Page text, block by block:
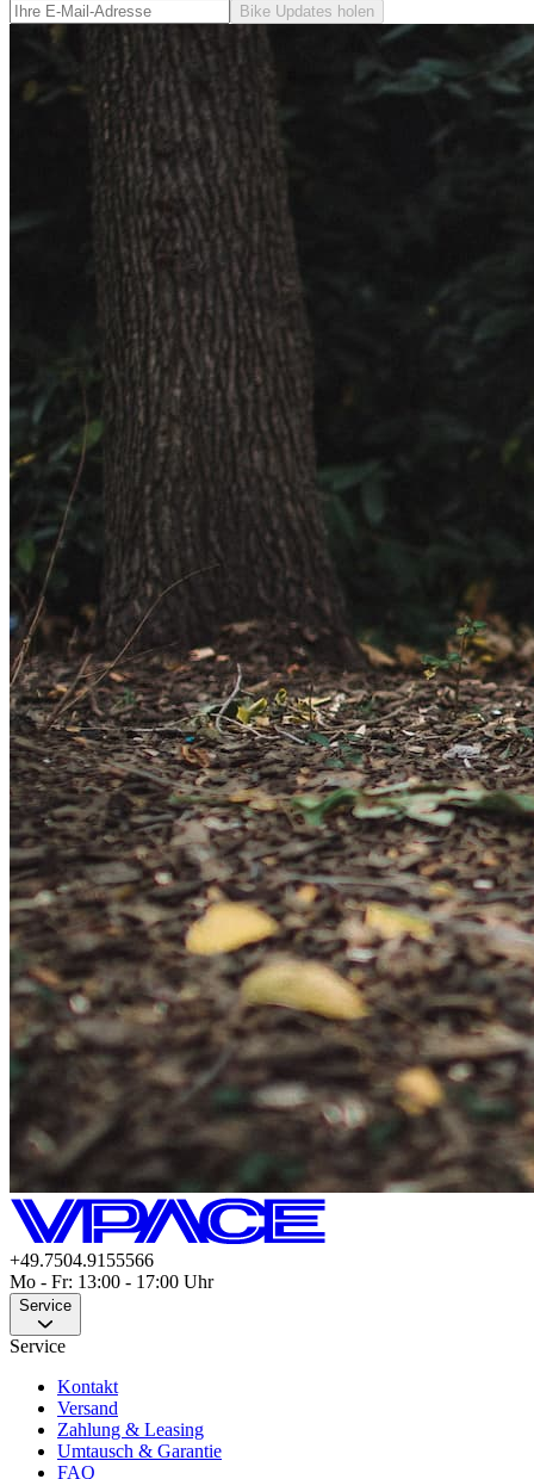
Bike Updates holen
+49.7504.9155566
Mo - Fr: 13:00 - 17:00 Uhr
Service
Service
Kontakt
Versand
Zahlung & Leasing
Umtausch & Garantie
FAQ